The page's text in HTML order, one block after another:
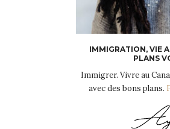
IMMIGRATION, VIE
PLANS
Immigrer. Vivre au
avec des bons plans.